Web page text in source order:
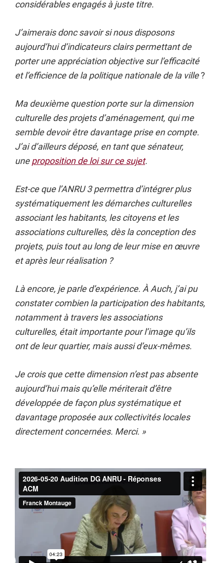
considérables engagés à juste titre.
J’aimerais donc savoir si nous disposons
aujourd’hui d’indicateurs clairs permettant de
porter une appréciation objective sur l’efficacité
et l’efficience de la politique nationale de la ville?
Ma deuxième question porte sur la dimension
culturelle des projets d’aménagement, qui me
semble devoir être davantage prise en compte.
J’ai d’ailleurs déposé, en tant que sénateur,
uneproposition de loi sur ce sujet.
Est-ce que l’ANRU 3 permettra d’intégrer plus
systématiquement les démarches culturelles
associant les habitants, les citoyens et les
associations culturelles, dès la conception des
projets, puis tout au long de leur mise en œuvre
et après leur réalisation ?
Là encore, je parle d’expérience. À Auch, j’ai pu
constater combien la participation des habitants,
notamment à travers les associations
culturelles, était importante pour l’image qu’ils
ont de leur quartier, mais aussi d’eux-mêmes.
Je crois que cette dimension n’est pas absente
aujourd’hui mais qu’elle mériterait d’être
développée de façon plus systématique et
davantage proposée aux collectivités locales
directement concernées. Merci. »